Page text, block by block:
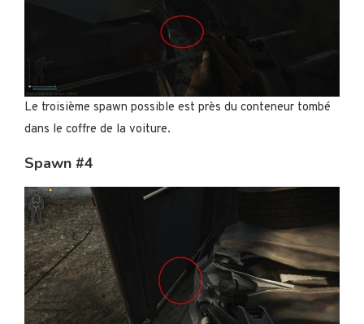
Le troisième spawn possible est près du conteneur tombé
dans le coffre de la voiture.
Spawn #4